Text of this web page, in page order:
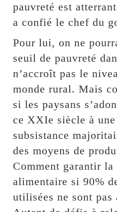
pauvreté est
a confié le chef du
Pour lui, on ne
seuil de pauvreté
n’accroît pas le
monde rural. Mais
si les paysans
ce XXIe siècle à
subsistance
des moyens de
Comment garantir la
alimentaire si 90%
utilisées ne sont pas